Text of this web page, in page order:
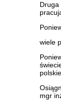
wiele
mgr